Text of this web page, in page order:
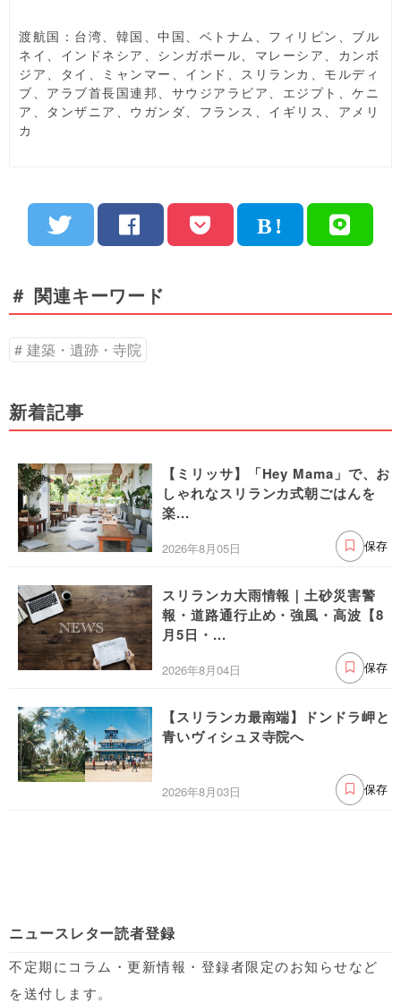
渡航国：台湾、韓国、中国、ベトナム、フィリピン、ブル
ネイ、インドネシア、シンガポール、マレーシア、カンボ
ジア、タイ、ミャンマー、インド、スリランカ、モルディ
ブ、アラブ首長国連邦、サウジアラビア、エジプト、ケニ
ア、タンザニア、ウガンダ、フランス、イギリス、アメリ
カ
＃ 関連キーワード
建築・遺跡・寺院
新着記事
【ミリッサ】「Hey Mama」で、お
しゃれなスリランカ式朝ごはんを
楽...
2026年8月05日 保存
スリランカ大雨情報｜土砂災害警
報・道路通行止め・強風・高波【8
月5日・...
2026年8月04日 保存
【スリランカ最南端】ドンドラ岬と
青いヴィシュヌ寺院へ
2026年8月03日 保存
ニュースレター読者登録
不定期にコラム・更新情報・登録者限定のお知らせなど
を送付します。